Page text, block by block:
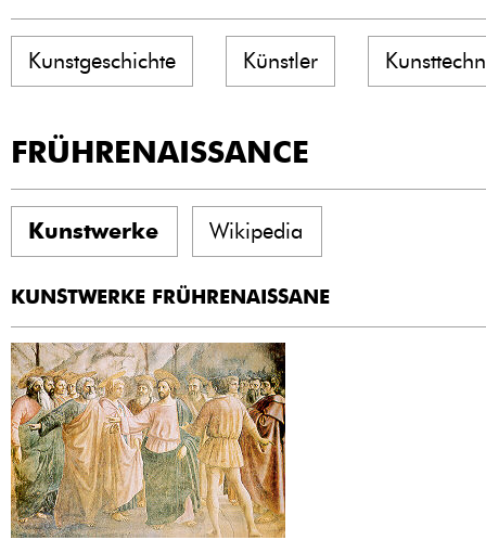
Kunstgeschichte Künstler
FRÜHRENAISSANCE
Kunstwerke Wikipedia
KUNSTWERKE FRÜHRENAISSANE